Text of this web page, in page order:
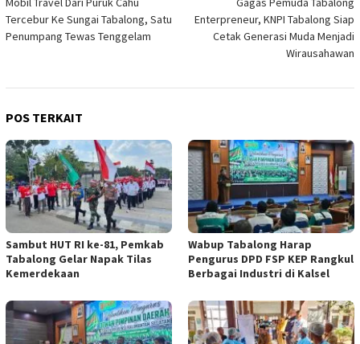
pos
Tercebur Ke Sungai Tabalong, Satu
Penumpang Tewas Tenggelam
Enterpreneur, KNPI Tabalong Siap
Cetak Generasi Muda Menjadi
Wirausahawan
POS TERKAIT
Sambut HUT RI ke-81, Pemkab
Tabalong Gelar Napak Tilas
Kemerdekaan
Wabup Tabalong Harap
Pengurus DPD FSP KEP Rangkul
Berbagai Industri di Kalsel